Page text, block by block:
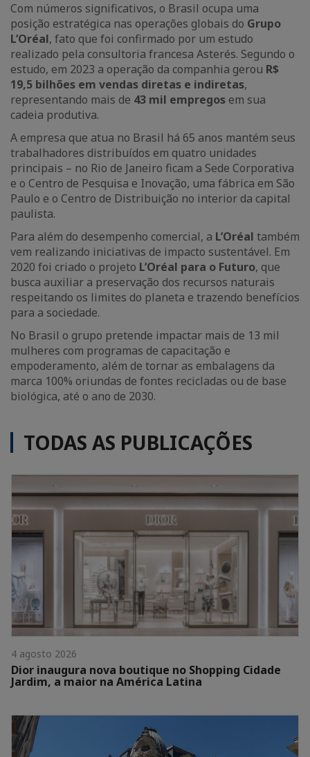
Com números significativos, o Brasil ocupa uma
posição estratégica nas operações globais do Grupo
L’Oréal, fato que foi confirmado por um estudo
realizado pela consultoria francesa Asterés. Segundo o
estudo, em 2023 a operação da companhia gerou R$
19,5 bilhões em vendas diretas e indiretas,
representando mais de 43 mil empregos em sua
cadeia produtiva.
A empresa que atua no Brasil há 65 anos mantém seus
trabalhadores distribuídos em quatro unidades
principais – no Rio de Janeiro ficam a Sede Corporativa
e o Centro de Pesquisa e Inovação, uma fábrica em São
Paulo e o Centro de Distribuição no interior da capital
paulista.
Para além do desempenho comercial, a L’Oréal também
vem realizando iniciativas de impacto sustentável. Em
2020 foi criado o projeto L’Oréal para o Futuro, que
busca auxiliar a preservação dos recursos naturais
respeitando os limites do planeta e trazendo benefícios
para a sociedade.
No Brasil o grupo pretende impactar mais de 13 mil
mulheres com programas de capacitação e
empoderamento, além de tornar as embalagens da
marca 100% oriundas de fontes recicladas ou de base
biológica, até o ano de 2030.
TODAS AS PUBLICAÇÕES
4 agosto 2026
Dior inaugura nova boutique no Shopping Cidade
Jardim, a maior na América Latina